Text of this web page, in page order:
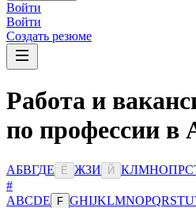
Войти
Войти
Создать резюме
Работа и
по профессии в
АБВГДЕ Ё ЖЗИ Й КЛМНОПРС
#
ABCDE F GHIJKLMNOPQRSTU